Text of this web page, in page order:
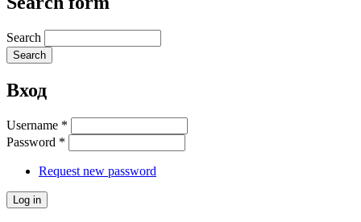
Search
Вход
Username *
Password *
Request new password